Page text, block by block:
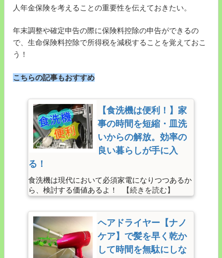
人年金保険を考えることの重要性を伝えておきたい。
年末調整や確定申告の際に保険料控除の申告ができるの
で、生命保険料控除で所得税を減税することを覚えておこ
う！
こちらの記事もおすすめ
【食洗機は便利！】家
事の時間を短縮・皿洗
いからの解放。効率の
良い暮らしが手に入
る！
食洗機は現代において必須家電になりつつあるか
ら、検討する価値あるよ！
ヘアドライヤー【ナノ
ケア】で髪を早く乾か
して時間を無駄にしな